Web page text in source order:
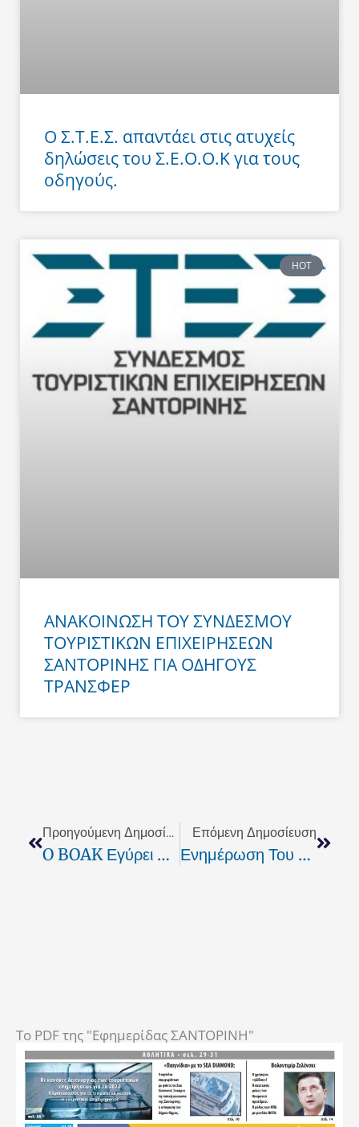
Ο Σ.Τ.Ε.Σ. απαντάει στις ατυχείς
δηλώσεις του Σ.Ε.Ο.Ο.Κ για τους
οδηγούς.
HOT
ΑΝΑΚΟΙΝΩΣΗ ΤΟΥ ΣΥΝΔΕΣΜΟΥ
ΤΟΥΡΙΣΤΙΚΩΝ ΕΠΙΧΕΙΡΗΣΕΩΝ
ΣΑΝΤΟΡΙΝΗΣ ΓΙΑ ΟΔΗΓΟΥΣ
ΤΡΑΝΣΦΕΡ
Προηγούμενη Δημοσίευση
O BOAK Εγύρει Νέες Πολιτικές Εντάσεις Στο Ρέθυμνο
Επόμενη Δημοσίευση
Ενημέρωση Του ΟΣΚ Για Τα Θέματα Σχολικής Στέγης
To PDF της "Εφημερίδας ΣΑΝΤΟΡΙΝΗ"